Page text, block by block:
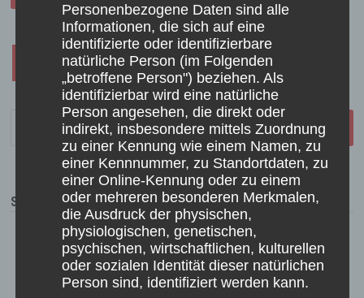
FRANZISKA
Seitennummerierung
der
Beiträge
2 … 20 Nächste
SCHÜTZENTERMINE
10. August 2026 19:00-21:00
Lbz-RWK KK Gruppe 2 - Broekhuysen gegen
Uedemerbruch
Personenbezogene Daten sind alle
Informationen, die sich auf eine
identifizierte oder identifizierbare
natürliche Person (im Folgenden
„betroffene Person") beziehen. Als
identifizierbar wird eine natürliche
Person angesehen, die direkt oder
indirekt, insbesondere mittels Zuordnung
zu einer Kennung wie einem Namen, zu
einer Kennnummer, zu Standortdaten, zu
einer Online-Kennung oder zu einem
oder mehreren besonderen Merkmalen,
die Ausdruck der physischen,
physiologischen, genetischen,
psychischen, wirtschaftlichen, kulturellen
oder sozialen Identität dieser natürlichen
Person sind, identifiziert werden kann.